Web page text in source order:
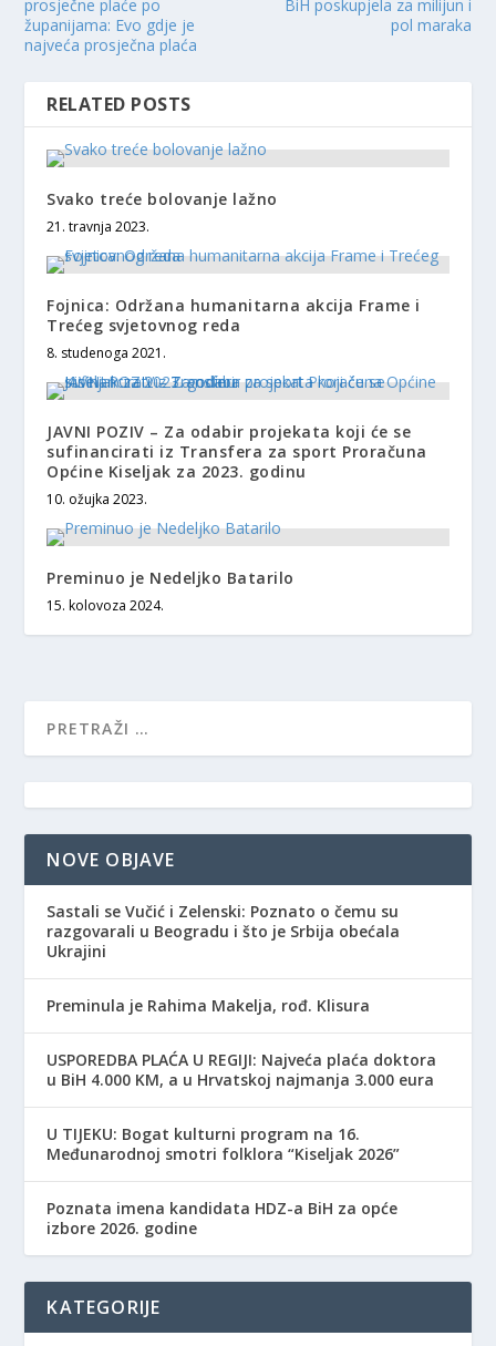
prosječne plaće po
županijama: Evo gdje je
najveća prosječna plaća
BiH poskupjela za milijun i
pol maraka
RELATED POSTS
Svako treće bolovanje lažno
21. travnja 2023.
Fojnica: Održana humanitarna akcija Frame i
Trećeg svjetovnog reda
8. studenoga 2021.
JAVNI POZIV – Za odabir projekata koji će se
sufinancirati iz Transfera za sport Proračuna
Općine Kiseljak za 2023. godinu
10. ožujka 2023.
Preminuo je Nedeljko Batarilo
15. kolovoza 2024.
NOVE OBJAVE
Sastali se Vučić i Zelenski: Poznato o čemu su
razgovarali u Beogradu i što je Srbija obećala
Ukrajini
Preminula je Rahima Makelja, rođ. Klisura
USPOREDBA PLAĆA U REGIJI: Najveća plaća doktora
u BiH 4.000 KM, a u Hrvatskoj najmanja 3.000 eura
​U TIJEKU: Bogat kulturni program na 16.
Međunarodnoj smotri folklora “Kiseljak 2026”
Poznata imena kandidata HDZ-a BiH za opće
izbore 2026. godine
KATEGORIJE